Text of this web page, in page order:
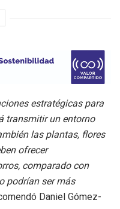
estratégicas para
transmitir un entorno
las plantas, flores
ofrecer
comparado con
podrían ser más
Daniel Gómez-